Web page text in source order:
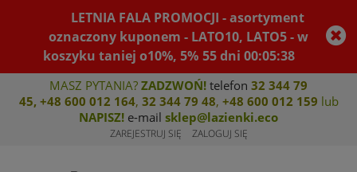
LETNIA FALA PROMOCJI - asortyment
oznaczony kuponem - LATO10, LATO5 - w
koszyku taniej o10%, 5% 55dni00:05:38
MASZ PYTANIA? ZADZWOŃ! telefon 32 344 79
45, +48 600 012 164, 32 344 79 48, +48 600 012 159 lub
NAPISZ! e-mail sklep@lazienki.eco
ZAREJESTRUJ SIĘ ZALOGUJ SIĘ